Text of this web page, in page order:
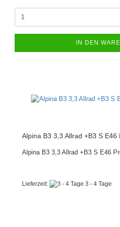
IN DEN
Alpina B3 3,3 Allrad +B3 S
Alpina B3 3,3 Allrad +B3 S E46
Lieferzeit: 3 - 4 Tage